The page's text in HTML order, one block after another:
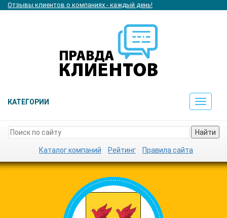
Отзывы клиентов о компаниях - каждый день!
КАТЕГОРИИ
Toggle
Найти
Каталог компаний Рейтинг Правила сайта